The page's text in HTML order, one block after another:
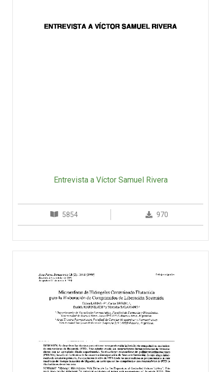
Entrevista a Víctor Samuel Rivera
5854 970